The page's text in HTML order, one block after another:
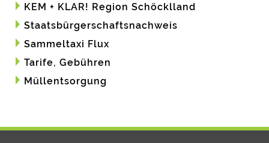
KEM + KLAR! Region Schöcklland
Staatsbürgerschaftsnachweis
Sammeltaxi Flux
Tarife, Gebühren
Müllentsorgung